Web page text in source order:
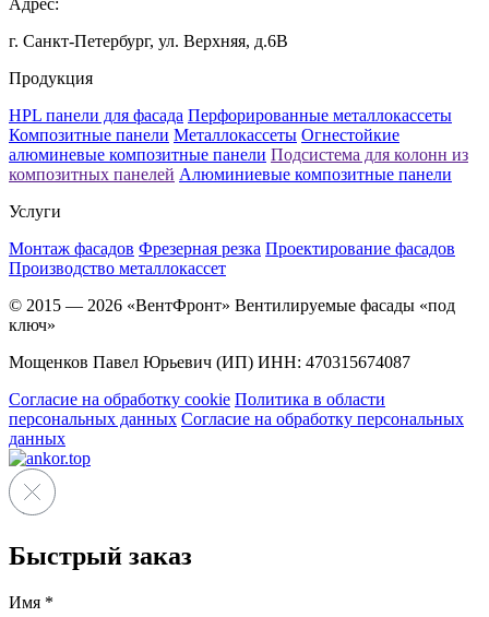
Адрес:
г. Санкт-Петербург, ул. Верхняя, д.6B
Продукция
HPL панели для фасада Перфорированные металлокассеты
Композитные панели Металлокассеты Огнестойкие
алюминевые композитные панели Подсистема для колонн из
композитных панелей Алюминиевые композитные панели
Услуги
Монтаж фасадов Фрезерная резка Проектирование фасадов
Производство металлокассет
© 2015 — 2026 «ВентФронт» Вентилируемые фасады «под
ключ»
Мощенков Павел Юрьевич (ИП) ИНН: 470315674087
Согласие на обработку cookie Политика в области
персональных данных Согласие на обработку персональных
данных
Быстрый заказ
Имя *